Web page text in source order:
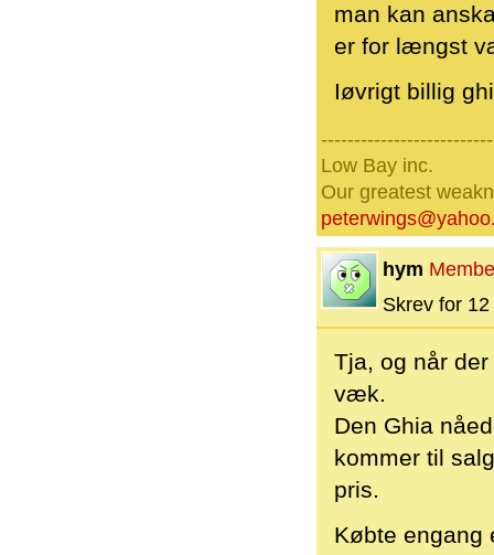
man kan
er for længst
Iøvrigt billig
Low Bay inc.
Our greatest
hym
Skrev for
Tja, og når
væk.
Den Ghia
kommer til
pris.
Købte engang